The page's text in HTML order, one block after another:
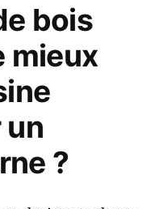
bois
mieux
un
?